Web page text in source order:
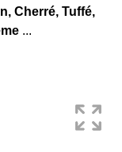
Cherré, Tuffé,
...